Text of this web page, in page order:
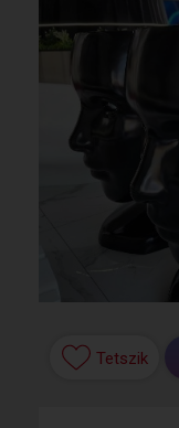
Tetszik